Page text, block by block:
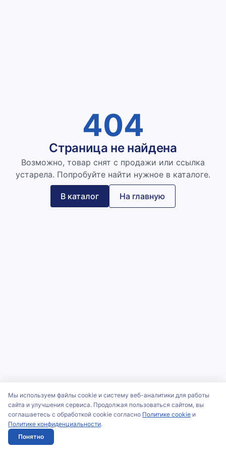
404
Страница не найдена
Возможно, товар снят с продажи или ссылка
устарела. Попробуйте найти нужное в каталоге.
В каталог На главную
Мы используем файлы cookie и систему веб-аналитики для работы
сайта и улучшения сервиса. Продолжая пользоваться сайтом, вы
соглашаетесь с обработкой cookie согласно Политике cookie и
Политике конфиденциальности.
Понятно